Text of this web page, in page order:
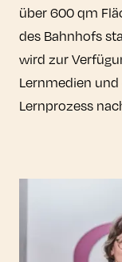
über 600 qm
des Bahnhofs
wird zur
Lernmedien
Lernprozess